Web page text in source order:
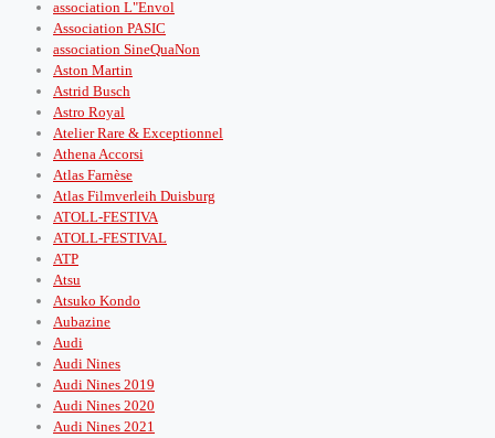
association L"Envol
Association PASIC
association SineQuaNon
Aston Martin
Astrid Busch
Astro Royal
Atelier Rare & Exceptionnel
Athena Accorsi
Atlas Farnèse
Atlas Filmverleih Duisburg
ATOLL-FESTIVA
ATOLL-FESTIVAL
ATP
Atsu
Atsuko Kondo
Aubazine
Audi
Audi Nines
Audi Nines 2019
Audi Nines 2020
Audi Nines 2021